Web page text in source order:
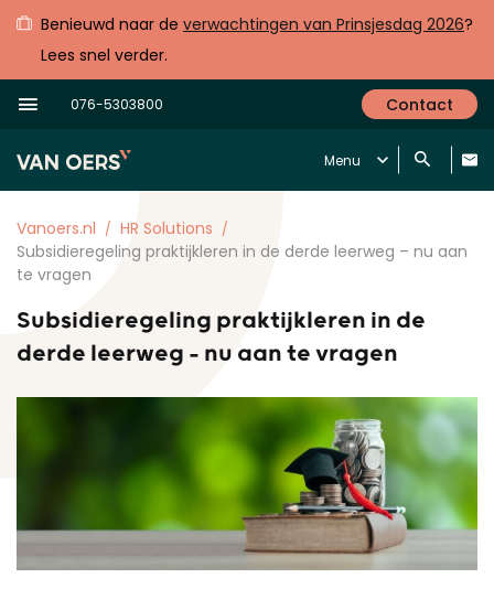
Benieuwd naar de verwachtingen van Prinsjesdag 2026?
Lees snel verder.
076-5303800 Contact
Menu
Vanoers.nl
HR Solutions
Subsidieregeling praktijkleren in de derde leerweg – nu aan
te vragen
Subsidieregeling praktijkleren in de
derde leerweg – nu aan te vragen